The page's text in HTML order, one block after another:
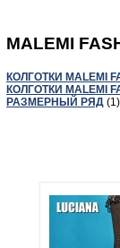
MALEMI
КОЛГОТКИ MALEMI
КОЛГОТКИ MALEMI
РАЗМЕРНЫЙ РЯД (1)